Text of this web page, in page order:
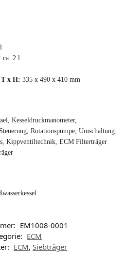
ca. 2 l
T x H: 335 x 490 x 410 mm
Kesseldruckmanometer,
Rotationspumpe, Umschaltung
Kippventiltechnik, ECM Filterträger
EM1008-0001
ECM
ECM, Siebträger